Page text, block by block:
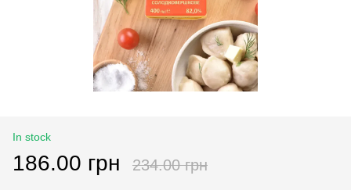
In stock
186.00 грн 234.00 грн